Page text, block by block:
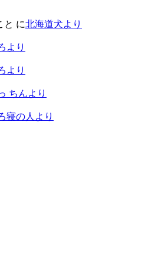
と に北海道犬より
より
より
ちんより
寝の人より